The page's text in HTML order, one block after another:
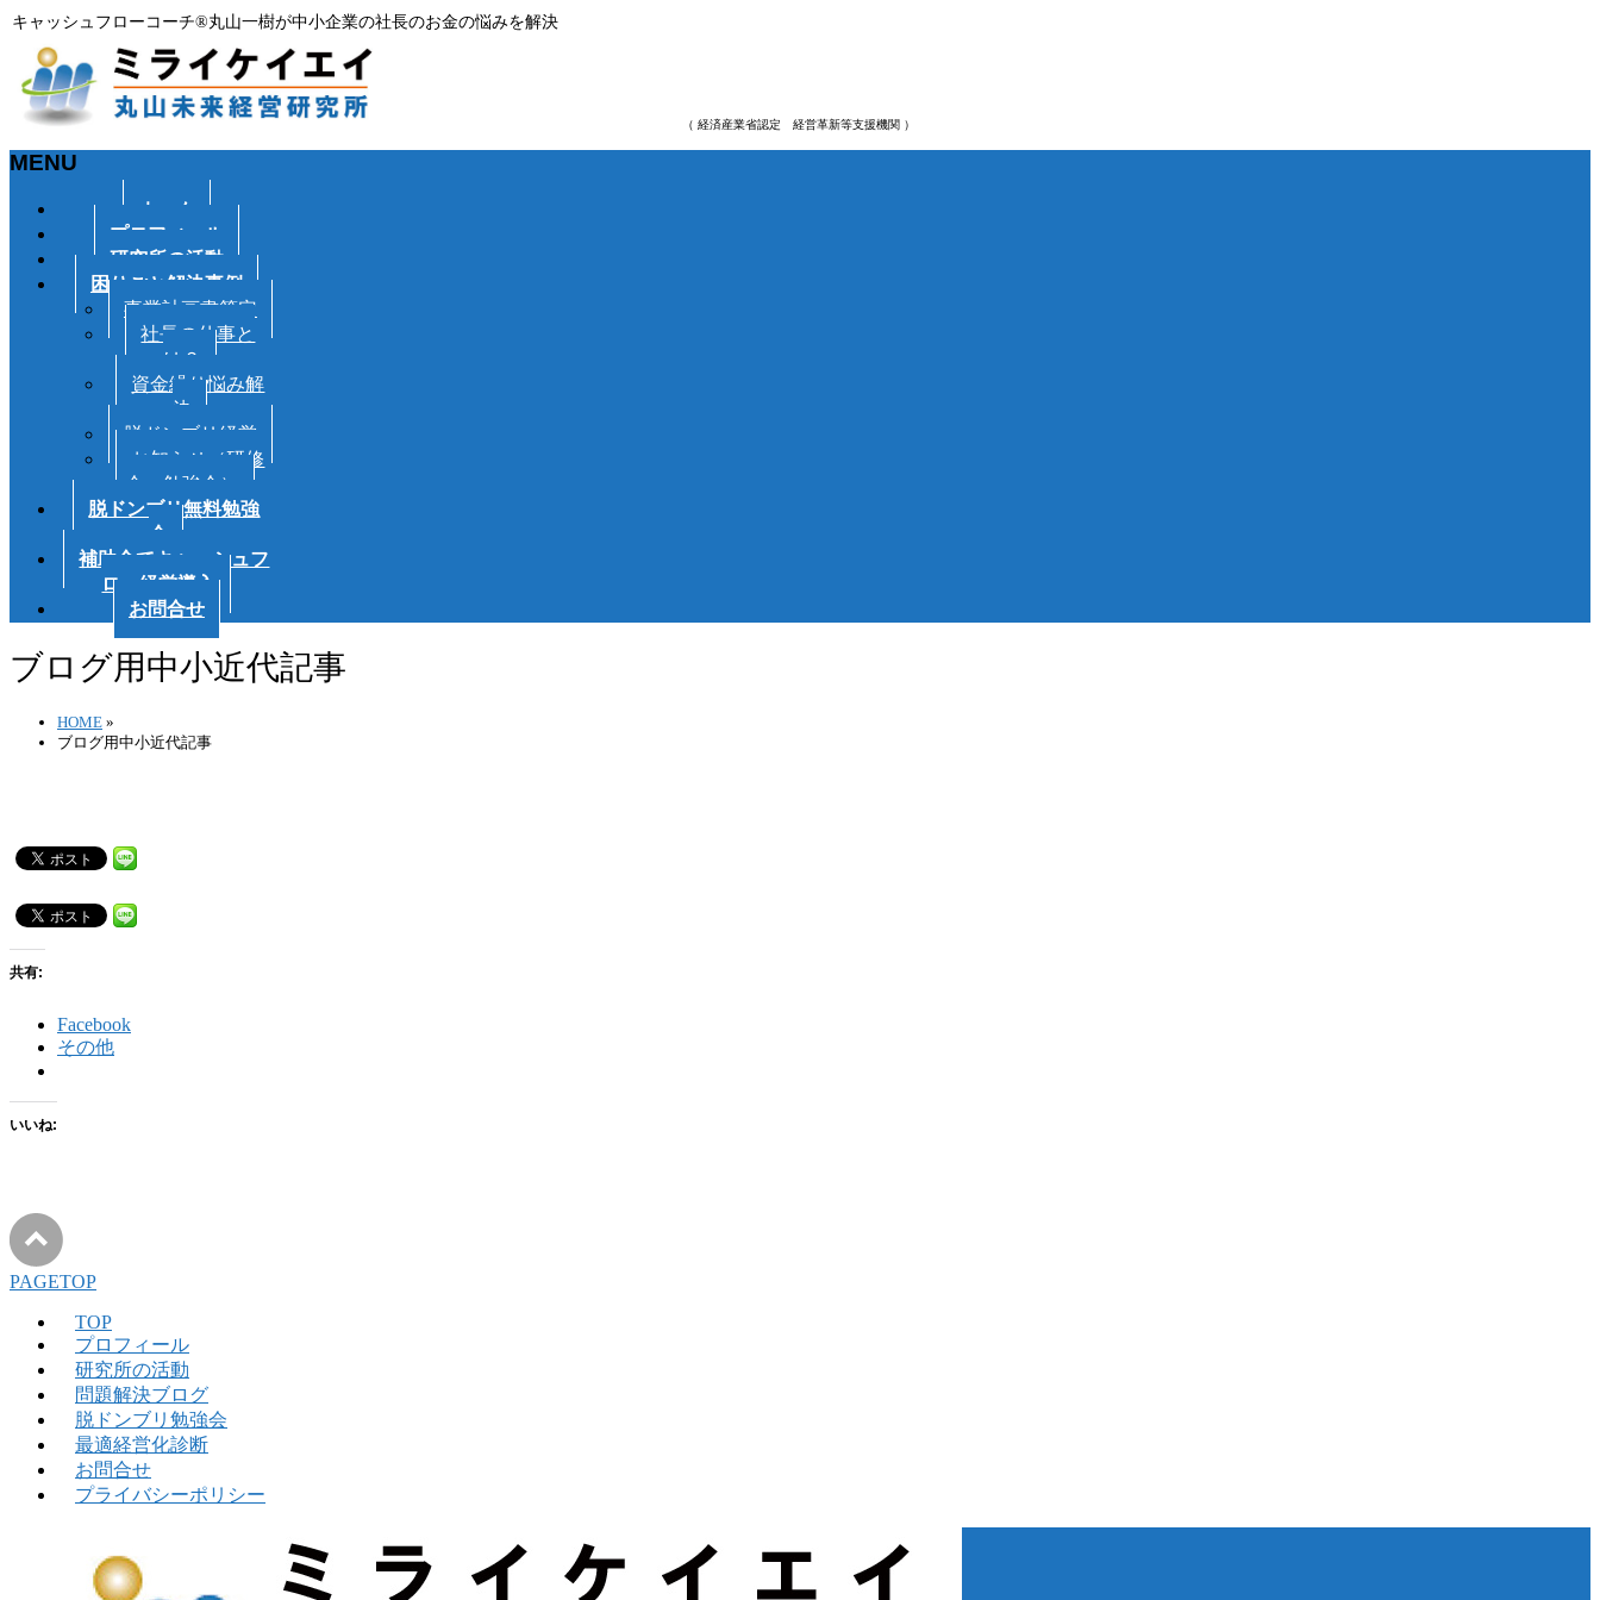
キャッシュフローコーチ®丸山一樹が中小企業の社長のお金の悩みを解決
（ 経済産業省認定 経営革新等支援機関 ）
MENU
ホーム
プロフィール
研究所の活動
困りごと解決事例
事業計画書策定
社長の仕事と
は？
資金繰り悩み解
決
脱ドンブリ経営
お知らせ（研修
会・勉強会）
脱ドンブリ無料勉強
会
補助金でキャッシュフ
ロー経営導入
お問合せ
ブログ用中小近代記事
HOME »
ブログ用中小近代記事
共有:
Facebook
その他
いいね:
PAGETOP
TOP
プロフィール
研究所の活動
問題解決ブログ
脱ドンブリ勉強会
最適経営化診断
お問合せ
プライバシーポリシー